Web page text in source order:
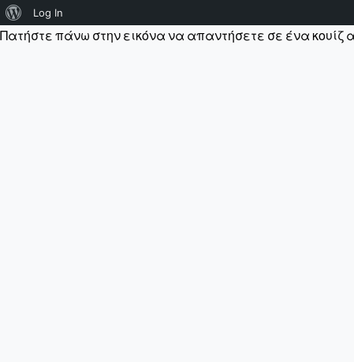
About
WordPress
Log In
Πατήστε πάνω στην εικόνα να απαντήσετε σε ένα